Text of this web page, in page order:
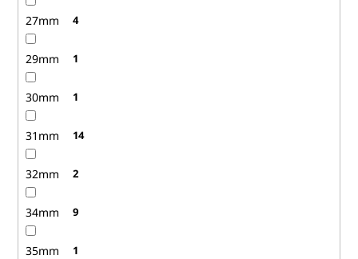
27mm 4
29mm 1
30mm 1
31mm 14
32mm 2
34mm 9
35mm 1